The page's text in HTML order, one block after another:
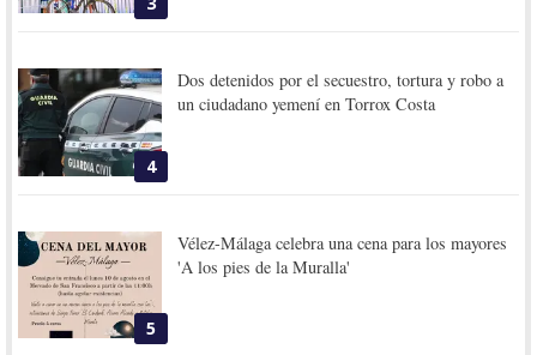
4
Dos detenidos por el secuestro, tortura y robo a
un ciudadano yemení en Torrox Costa
5
Vélez-Málaga celebra una cena para los mayores
'A los pies de la Muralla'